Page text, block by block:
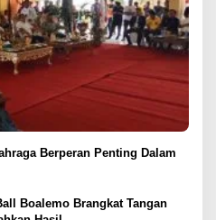
Berperan Penting Dalam
Boalemo Brangkat Tangan